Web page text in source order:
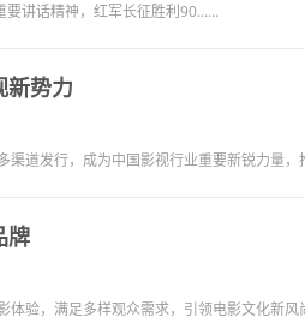
讲话精神，红军长征胜利90......
新势力
道发行，成为中国影视行业重要新锐力量，
牌
验，满足多样观众需求，引领电影文化新风